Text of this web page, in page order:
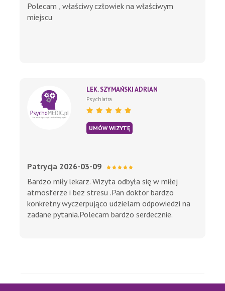
Polecam , właściwy człowiek na właściwym
miejscu
LEK. SZYMAŃSKI ADRIAN
Psychiatra
UMÓW WIZYTĘ
Patrycja 2026-03-09
Bardzo miły lekarz. Wizyta odbyła się w miłej
atmosferze i bez stresu .Pan doktor bardzo
konkretny wyczerpująco udzielam odpowiedzi na
zadane pytania.Polecam bardzo serdecznie.